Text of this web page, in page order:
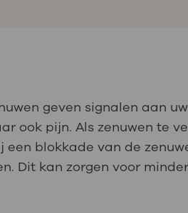
geven signalen aan
ook pijn. Als zenuwen te
een blokkade van de
Dit kan zorgen voor